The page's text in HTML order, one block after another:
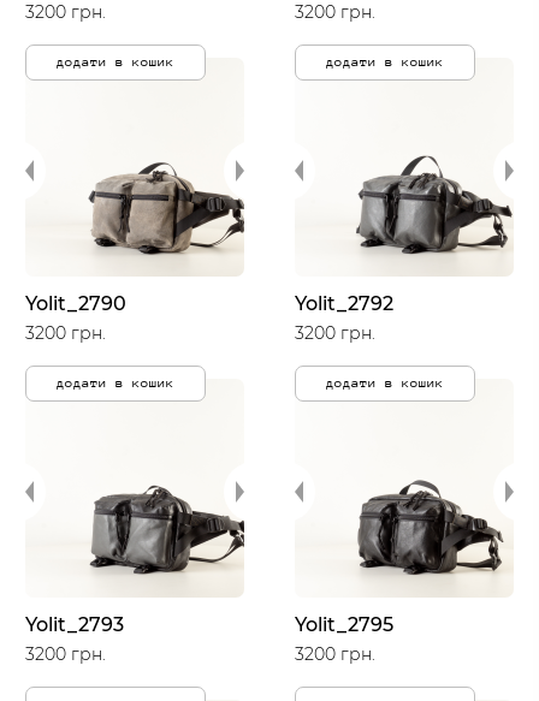
3200 грн.
додати в кошик
3200 грн.
додати в кошик
Yolit_2790
3200 грн.
додати в кошик
Yolit_2792
3200 грн.
додати в кошик
Yolit_2793
3200 грн.
Yolit_2795
3200 грн.